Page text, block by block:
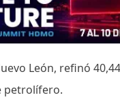
León, refinó
petrolífero.